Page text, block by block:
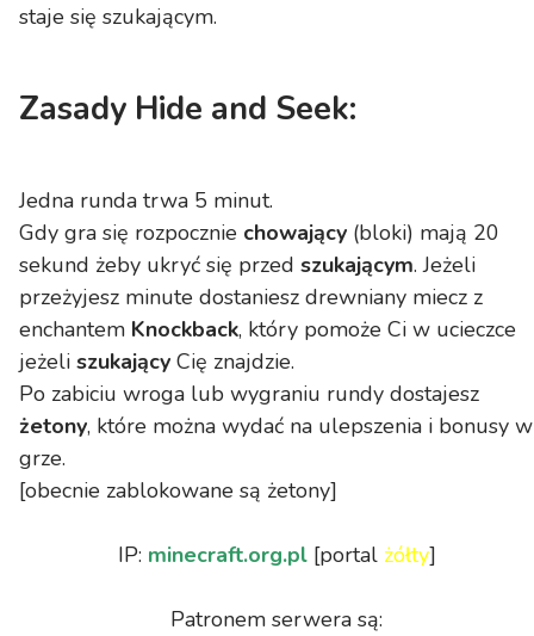
staje się szukającym.
Zasady Hide and Seek:
Jedna runda trwa 5 minut.
Gdy gra się rozpocznie chowający (bloki) mają 20
sekund żeby ukryć się przed szukającym. Jeżeli
przeżyjesz minute dostaniesz drewniany miecz z
enchantem Knockback, który pomoże Ci w ucieczce
jeżeli szukający Cię znajdzie.
Po zabiciu wroga lub wygraniu rundy dostajesz
żetony, które można wydać na ulepszenia i bonusy w
grze.
[obecnie zablokowane są żetony]
IP: minecraft.org.pl[portal żółty]
Patronem serwera są: